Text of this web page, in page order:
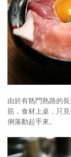
由於有熟門熟路的
筋，食材上桌，只
俐落動起手來。